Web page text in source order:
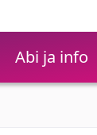
Abi ja info